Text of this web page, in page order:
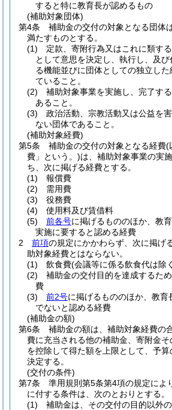
すると特に教育長が認めるもの
(補助対象団体)
第4条
補助金の交付の対象となる団体
満たすものとする。
(1)
定款、寄附行為又はこれに類す
として意思を決定し、執行し、及
る機能並びに団体としての独立し
ていること。
(2)
補助対象事業を実施し、完了す
あること。
(3)
政治活動、宗教活動又は公益を
ない団体であること。
(補助対象経費)
第5条
補助金の交付の対象となる経費(
費」という。)は、補助対象事業の実
ち、次に掲げる経費とする。
(1)
報償費
(2)
需用費
(3)
役務費
(4)
使用料及び賃借料
(5)
前各号に掲げるもののほか、教
実施に要すると認める経費
2
前項の規定にかかわらず、次に掲げ
助対象経費とはならない。
(1)
飲食費(会議等に係る飲食代は除
(2)
補助金の交付目的を達成するた
費
(3)
前2号に掲げるもののほか、教育
でないと認める経費
(補助金の額)
第6条
補助金の額は、補助対象経費の
費に充当される他の補助金、寄附金
を控除して得た額を上限として、予
決定する。
(交付の条件)
第7条
準用規則第5条第4項の規定によ
に付する条件は、次のとおりとする。
(1)
補助金は、その交付の目的以外